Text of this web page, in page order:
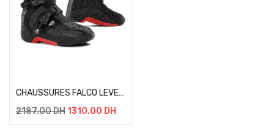
CHAUSSURES FALCO LEVEL2KIDS NOIR
2187.00DH 1310.00 DH